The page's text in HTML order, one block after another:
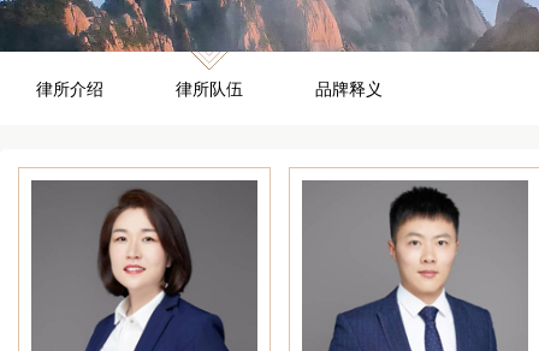
律所介绍 律所队伍 品牌释义